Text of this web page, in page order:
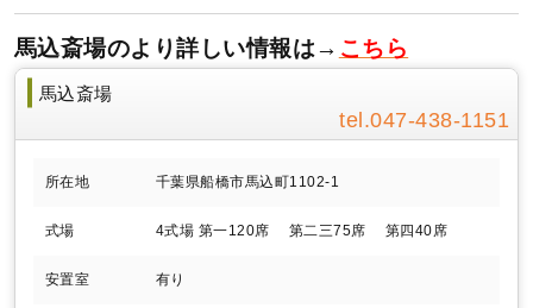
馬込斎場のより詳しい情報は→ こちら
馬込斎場
047-438-1151
所在地 千葉県船橋市馬込町1102-1
式場 4式場 第一120席 第二三75席 第四40席
安置室 有り